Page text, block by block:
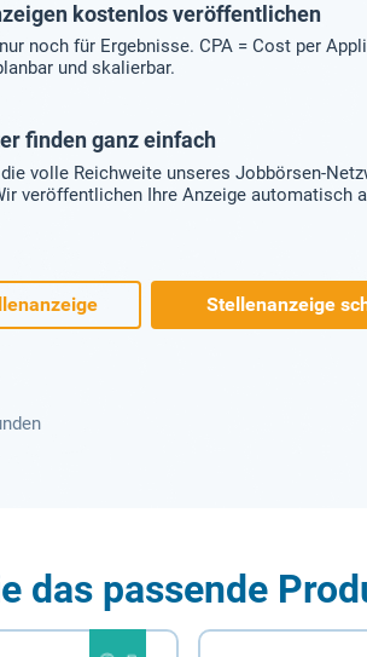
kostenlos veröffentlichen
noch für Ergebnisse. CPA = Cost per
und skalierbar.
finden ganz einfach
volle Reichweite unseres Jobbörsen-
veröffentlichen Ihre Anzeige automatisch
Stellenanzeige
das passende